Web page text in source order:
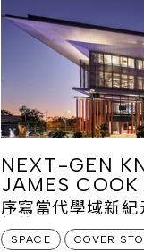
NEXT-GEN
JAMES
PLACE
序寫當代學域新紀
標竿
SPACE COVER